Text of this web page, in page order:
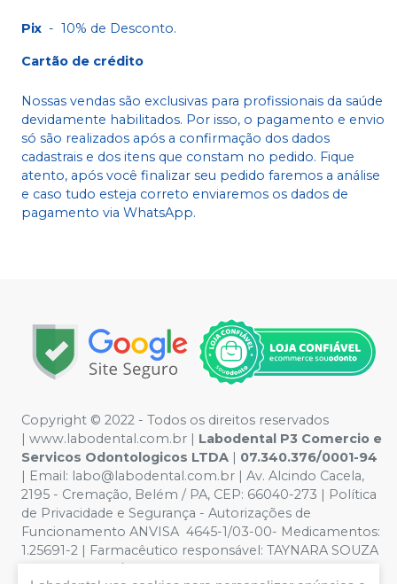
Pix - 10% de Desconto.
Cartão de crédito
Nossas vendas são exclusivas para profissionais da saúde
devidamente habilitados. Por isso, o pagamento e envio
só são realizados após a confirmação dos dados
cadastrais e dos itens que constam no pedido. Fique
atento, após você finalizar seu pedido faremos a análise
e caso tudo esteja correto enviaremos os dados de
pagamento via WhatsApp.
Copyright © 2022 - Todos os direitos reservados
| www.labodental.com.br | Labodental P3 Comercio e
Servicos Odontologicos LTDA | 07.340.376/0001-94
| Email: labo@labodental.com.br | Av. Alcindo Cacela,
2195 - Cremação, Belém / PA, CEP: 66040-273 | Política
de Privacidade e Segurança - Autorizações de
Funcionamento ANVISA 4645-1/03-00- Medicamentos:
1.25691-2 | Farmacêutico responsável: TAYNARA SOUZA
MIRANDA. CRF/PA nº 6965 |